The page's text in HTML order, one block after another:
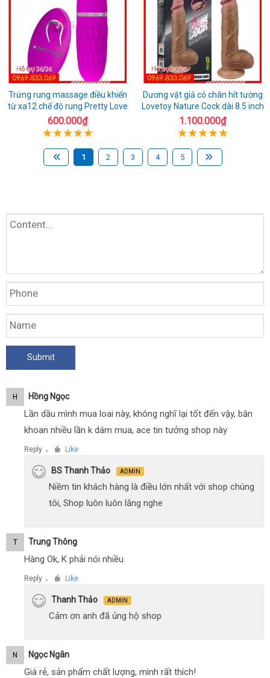
Trứng rung massage điều khiển
từ xa12 chế độ rung Pretty Love
600.000₫
Dương vật giả có chân hít tường
Lovetoy Nature Cock dài 8.5 inch
1.100.000₫
1 2 3 4 5
H Hồng Ngọc
Lần dầu mình mua loai này, không nghĩ lại tốt đến vậy, băn
khoan nhiều lần k dám mua, ace tin tưởng shop này
Reply ● Like
BS Thanh Thảo ADMIN
Niềm tin khách hàng là điều lớn nhất với shop chúng
tôi, Shop luôn luôn lắng nghe
T Trung Thông
Hàng Ok, K phải nói nhiều
Reply ● Like
Thanh Thảo ADMIN
Cảm ơn anh đã ủng hộ shop
N Ngọc Ngân
Giá rẻ, sản phẩm chất lượng, mình rất thích!